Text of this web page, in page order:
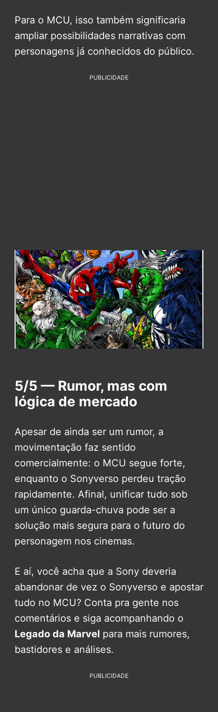
Para o MCU, isso também significaria
ampliar possibilidades narrativas com
personagens já conhecidos do público.
PUBLICIDADE
5/5 — Rumor, mas com
lógica de mercado
Apesar de ainda ser um rumor, a
movimentação faz sentido
comercialmente: o MCU segue forte,
enquanto o Sonyverso perdeu tração
rapidamente. Afinal, unificar tudo sob
um único guarda-chuva pode ser a
solução mais segura para o futuro do
personagem nos cinemas.
E aí, você acha que a Sony deveria
abandonar de vez o Sonyverso e apostar
tudo no MCU? Conta pra gente nos
comentários e siga acompanhando o
Legado da Marvel para mais rumores,
bastidores e análises.
PUBLICIDADE